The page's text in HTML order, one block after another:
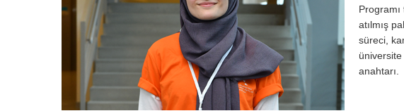
atılmış
süreci,
üniversite
anahtarı.